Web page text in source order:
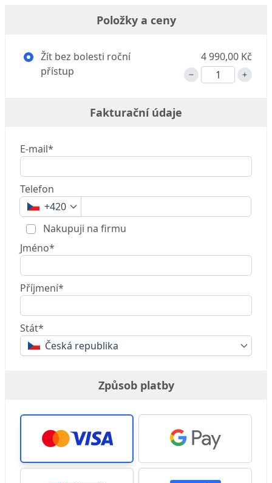
Položky a ceny
Žít bez bolesti roční
přístup
4 990,00 Kč
Fakturační údaje
E-mail*
Telefon
+420
Nakupuji na firmu
Jméno*
Příjmení*
Stát*
Česká republika
Způsob platby